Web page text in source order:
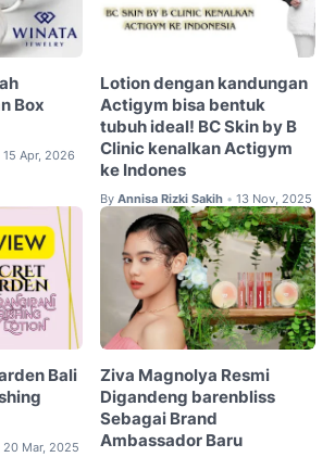
Box
15 Apr, 2026
Lotion dengan kandungan
Actigym bisa bentuk
tubuh ideal! BC Skin by B
Clinic kenalkan Actigym
ke Indones
By Annisa Rizki Sakih • 13 Nov, 2025
Bali
20 Mar, 2025
Ziva Magnolya Resmi
Digandeng barenbliss
Sebagai Brand
Ambassador Baru